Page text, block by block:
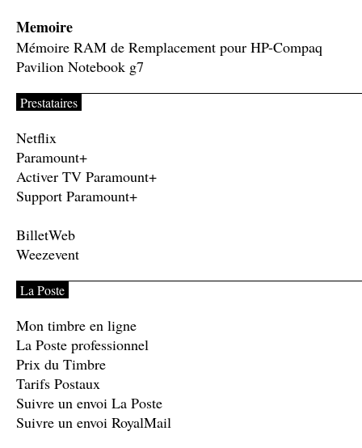
Memoire
Mémoire RAM de Remplacement pour HP-Compaq
Pavilion Notebook g7
Prestataires
Netflix
Paramount+
Activer TV Paramount+
Support Paramount+
BilletWeb
Weezevent
La Poste
Mon timbre en ligne
La Poste professionnel
Prix du Timbre
Tarifs Postaux
Suivre un envoi La Poste
Suivre un envoi RoyalMail